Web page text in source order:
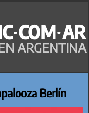
ARGENTINA
Berlín